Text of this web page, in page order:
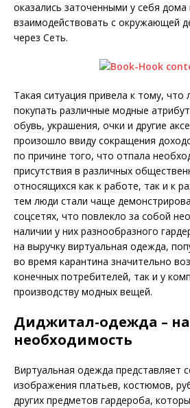
оказались заточенными у себя
взаимодействовать с окружающей
через Сеть.
Такая ситуация привела к тому,
покупать различные модные
обувь, украшения, очки и другие
произошло ввиду сокращения
по причине того, что отпала
присутствия в различных
относящихся как к работе, так и к
тем люди стали чаще
соцсетях, что повлекло за собой
наличии у них разнообразного
на выручку виртуальная одежда,
во время карантина значительно
конечных потребителей, так и у
производству модных вещей.
Диджитал-одежда –
необходимость
Виртуальная одежда представляет
изображения платьев, костюмов,
других предметов гардероба,